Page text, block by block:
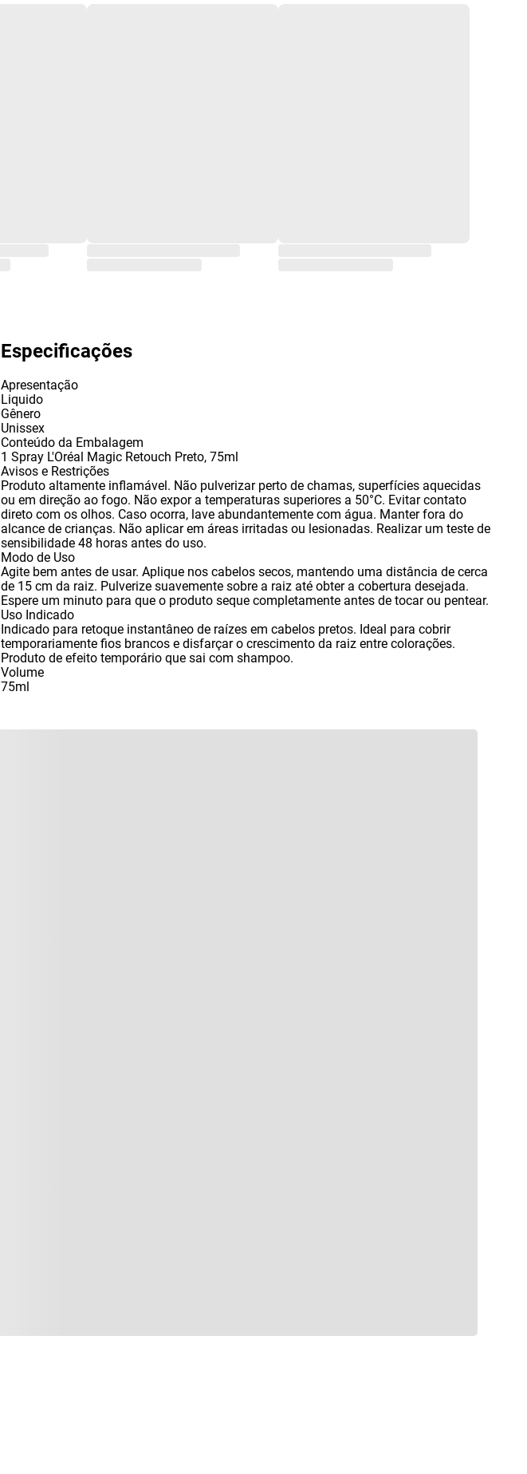
Especificações
Apresentação
Liquido
Gênero
Unissex
Conteúdo da Embalagem
1 Spray L'Oréal Magic Retouch Preto, 75ml
Avisos e Restrições
Produto altamente inflamável. Não pulverizar perto de chamas, superfícies aquecidas
ou em direção ao fogo. Não expor a temperaturas superiores a 50°C. Evitar contato
direto com os olhos. Caso ocorra, lave abundantemente com água. Manter fora do
alcance de crianças. Não aplicar em áreas irritadas ou lesionadas. Realizar um teste de
sensibilidade 48 horas antes do uso.
Modo de Uso
Agite bem antes de usar. Aplique nos cabelos secos, mantendo uma distância de cerca
de 15 cm da raiz. Pulverize suavemente sobre a raiz até obter a cobertura desejada.
Espere um minuto para que o produto seque completamente antes de tocar ou pentear.
Uso Indicado
Indicado para retoque instantâneo de raízes em cabelos pretos. Ideal para cobrir
temporariamente fios brancos e disfarçar o crescimento da raiz entre colorações.
Produto de efeito temporário que sai com shampoo.
Volume
75ml